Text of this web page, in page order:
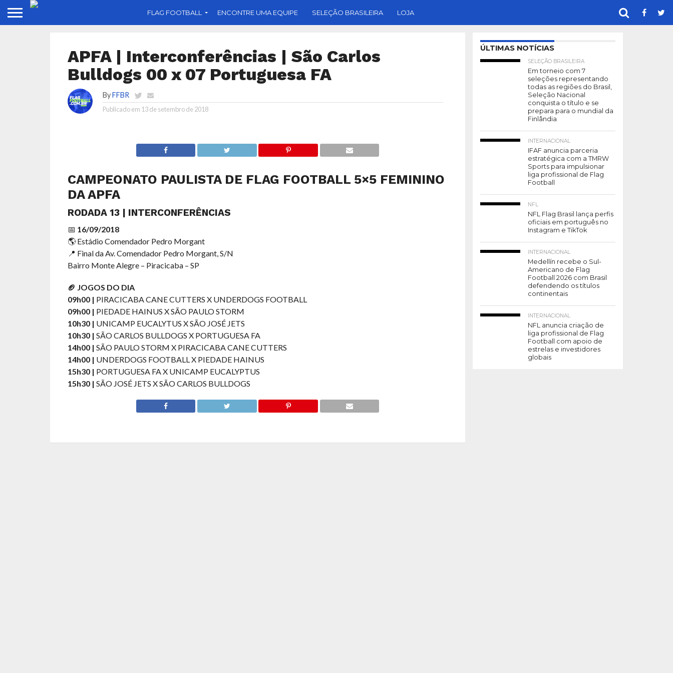
FLAG FOOTBALL ENCONTRE UMA EQUIPE SELEÇÃO BRASILEIRA LOJA
APFA | Interconferências | São Carlos
Bulldogs 00 x 07 Portuguesa FA
ByFFBR
Publicado em 13 de setembro de 2018
CAMPEONATO PAULISTA DE FLAG FOOTBALL 5×5 FEMININO
DA APFA
RODADA 13 | INTERCONFERÊNCIAS
📅 16/09/2018
🌎 Estádio Comendador Pedro Morgant
📍 Final da Av. Comendador Pedro Morgant, S/N
Bairro Monte Alegre – Piracicaba – SP
🏈 JOGOS DO DIA
09h00 | PIRACICABA CANE CUTTERS X UNDERDOGS FOOTBALL
09h00 | PIEDADE HAINUS X SÃO PAULO STORM
10h30 | UNICAMP EUCALYTUS X SÃO JOSÉ JETS
10h30 | SÃO CARLOS BULLDOGS X PORTUGUESA FA
14h00 | SÃO PAULO STORM X PIRACICABA CANE CUTTERS
14h00 | UNDERDOGS FOOTBALL X PIEDADE HAINUS
15h30 | PORTUGUESA FA X UNICAMP EUCALYPTUS
15h30 | SÃO JOSÉ JETS X SÃO CARLOS BULLDOGS
ÚLTIMAS NOTÍCIAS
SELEÇÃO BRASILEIRA
Em torneio com 7
seleções representando
todas as regiões do Brasil,
Seleção Nacional
conquista o título e se
prepara para o mundial da
Finlândia
INTERNACIONAL
IFAF anuncia parceria
estratégica com a TMRW
Sports para impulsionar
liga profissional de Flag
Football
NFL
NFL Flag Brasil lança perfis
oficiais em português no
Instagram e TikTok
INTERNACIONAL
Medellín recebe o Sul-
Americano de Flag
Football 2026 com Brasil
defendendo os títulos
continentais
INTERNACIONAL
NFL anuncia criação de
liga profissional de Flag
Football com apoio de
estrelas e investidores
globais